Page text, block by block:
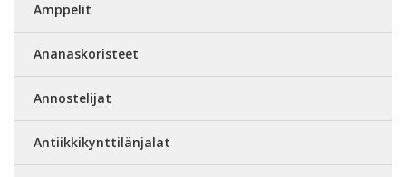
Amppelit
Ananaskoristeet
Annostelijat
Antiikkikynttilänjalat